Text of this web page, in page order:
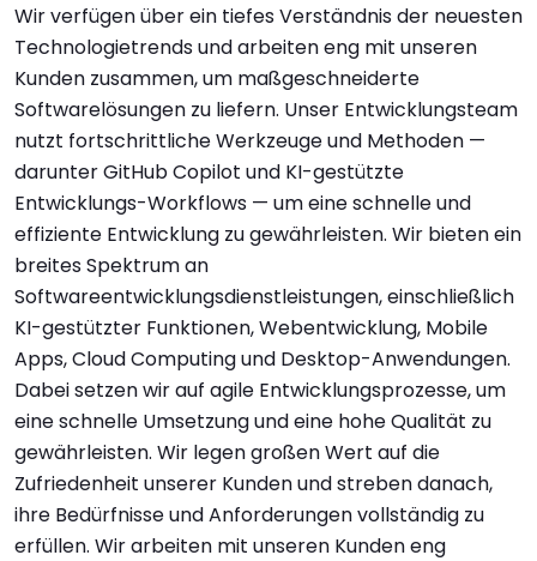
Wir verfügen über ein tiefes Verständnis der neuesten
Technologietrends und arbeiten eng mit unseren
Kunden zusammen, um maßgeschneiderte
Softwarelösungen zu liefern. Unser Entwicklungsteam
nutzt fortschrittliche Werkzeuge und Methoden —
darunter GitHub Copilot und KI-gestützte
Entwicklungs-Workflows — um eine schnelle und
effiziente Entwicklung zu gewährleisten. Wir bieten ein
breites Spektrum an
Softwareentwicklungsdienstleistungen, einschließlich
KI-gestützter Funktionen, Webentwicklung, Mobile
Apps, Cloud Computing und Desktop-Anwendungen.
Dabei setzen wir auf agile Entwicklungsprozesse, um
eine schnelle Umsetzung und eine hohe Qualität zu
gewährleisten. Wir legen großen Wert auf die
Zufriedenheit unserer Kunden und streben danach,
ihre Bedürfnisse und Anforderungen vollständig zu
erfüllen. Wir arbeiten mit unseren Kunden eng